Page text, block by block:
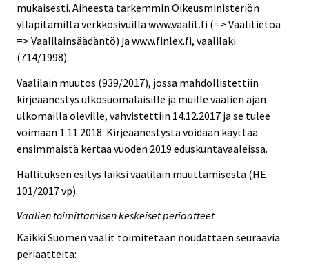
mukaisesti. Aiheesta tarkemmin Oikeusministeriön
ylläpitämiltä verkkosivuilla www.vaalit.fi (=> Vaalitietoa
=> Vaalilainsäädäntö) ja www.finlex.fi, vaalilaki
(714/1998).
Vaalilain muutos (939/2017), jossa mahdollistettiin
kirjeäänestys ulkosuomalaisille ja muille vaalien ajan
ulkomailla oleville, vahvistettiin 14.12.2017 ja se tulee
voimaan 1.11.2018. Kirjeäänestystä voidaan käyttää
ensimmäistä kertaa vuoden 2019 eduskuntavaaleissa.
Hallituksen esitys laiksi vaalilain muuttamisesta (HE
101/2017 vp).
Vaalien toimittamisen keskeiset periaatteet
Kaikki Suomen vaalit toimitetaan noudattaen seuraavia
periaatteita: